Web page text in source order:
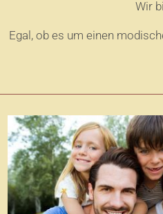
Wir
Egal, ob es um einen